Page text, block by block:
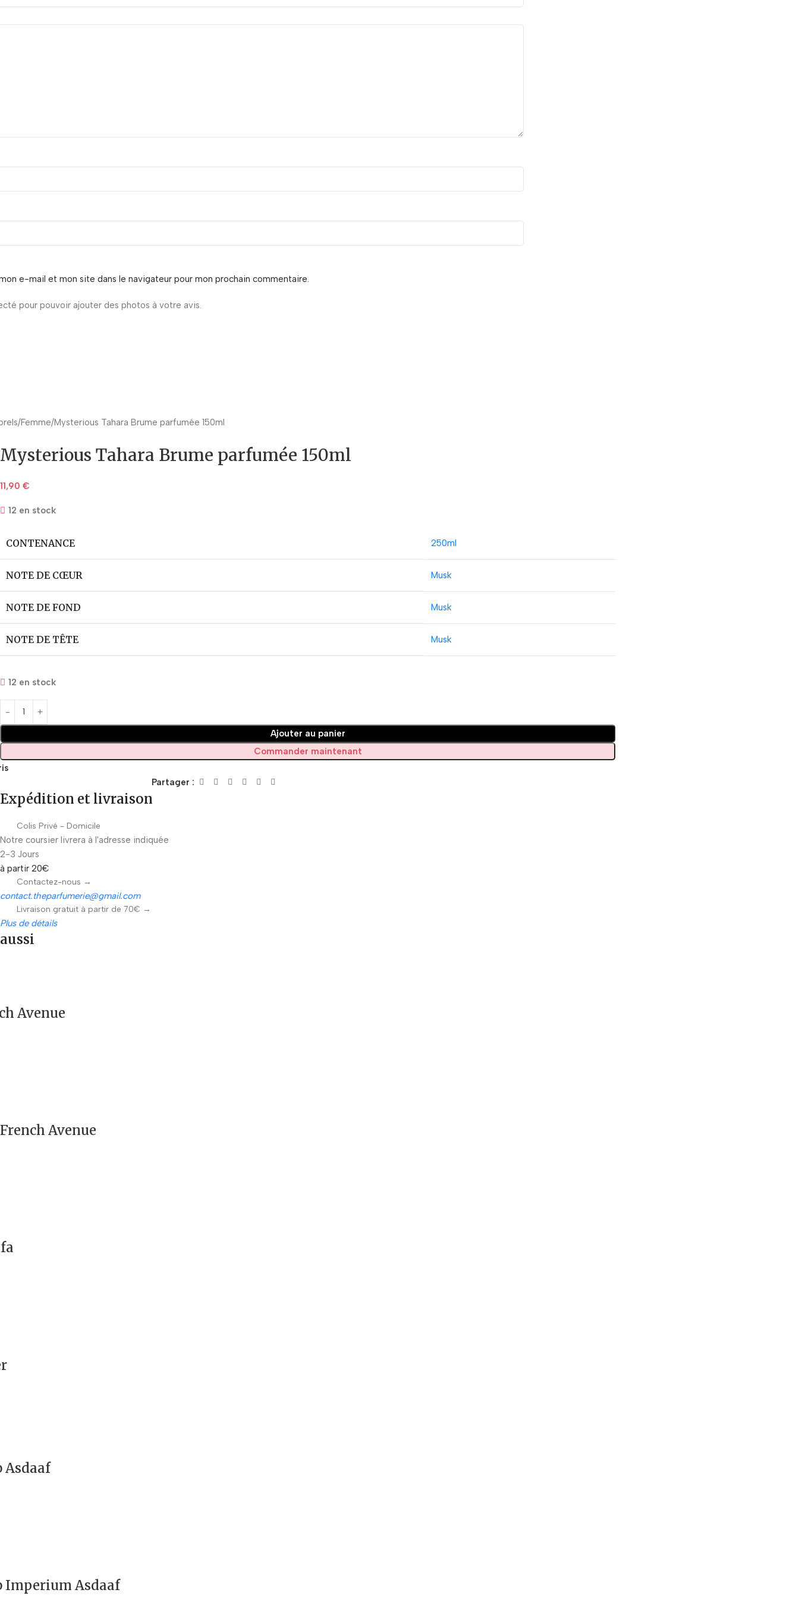
e-mail et mon site dans le navigateur pour mon prochain commentaire.
pour pouvoir ajouter des photos à votre avis.
Femme Mysterious Tahara Brume parfumée 150ml
Mysterious Tahara Brume parfumée 150ml
11,90 €
12 en stock
CONTENANCE 250ml
NOTE DE CŒUR Musk
NOTE DE FOND Musk
NOTE DE TÊTE Musk
12 en stock
Ajouter au panier
Commander maintenant
Partager :
Expédition et livraison
Colis Privé - Domicile
Notre coursier livrera à l'adresse indiquée
2-3 Jours
à partir 20€
Contactez-nous →
contact.theparfumerie@gmail.com
Livraison gratuit à partir de 70€ →
Plus de détails
Avenue
Avenue
Asdaaf
Imperium Asdaaf